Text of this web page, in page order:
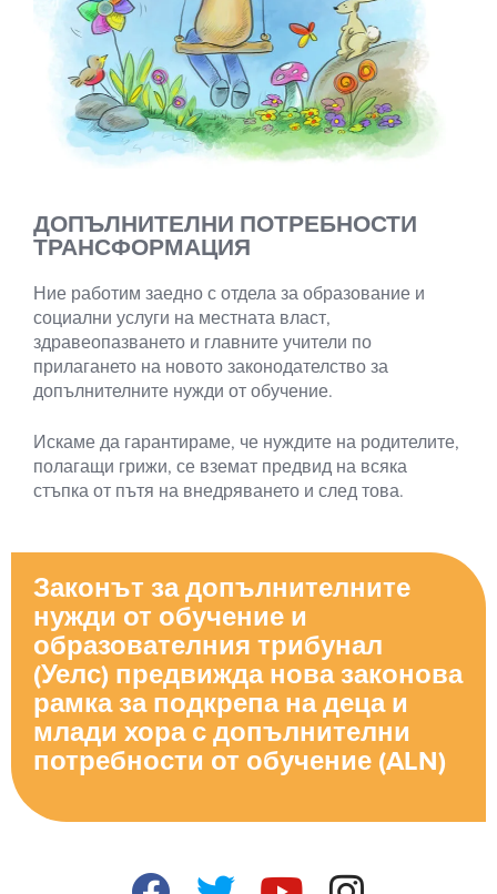
ДОПЪЛНИТЕЛНИ ПОТРЕБНОСТИ
ТРАНСФОРМАЦИЯ
Ние работим заедно с отдела за образование и
социални услуги на местната власт,
здравеопазването и главните учители по
прилагането на новото законодателство за
допълнителните нужди от обучение.
Искаме да гарантираме, че нуждите на родителите,
полагащи грижи, се вземат предвид на всяка
стъпка от пътя на внедряването и след това.
Законът за допълнителните
нужди от обучение и
образователния трибунал
(Уелс) предвижда нова законова
рамка за подкрепа на деца и
млади хора с допълнителни
потребности от обучение (ALN)